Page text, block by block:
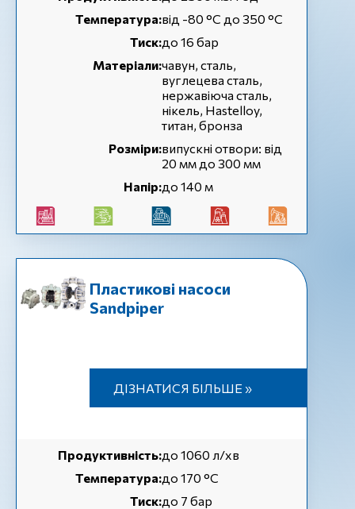
Температура:від -80 °C до 350 °C
Тиск:до 16 бар
Матеріали:чавун, сталь,
вуглецева сталь,
нержавіюча сталь,
нікель, Hastelloy,
титан, бронза
Розміри:випускні отвори: від
20 мм до 300 мм
Напір:до 140 м
Пластикові насоси
Sandpiper
ДІЗНАТИСЯ БІЛЬШЕ »
Продуктивність:до 1060 л/хв
Температура:до 170 °C
Тиск:до 7 бар